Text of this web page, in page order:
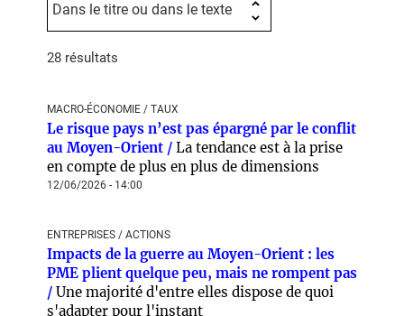
28 résultats
MACRO-ÉCONOMIE / TAUX
Le risque pays n’est pas épargné par le conflit
au Moyen-Orient / La tendance est à la prise
en compte de plus en plus de dimensions
12/06/2026 - 14:00
ENTREPRISES / ACTIONS
Impacts de la guerre au Moyen-Orient : les
PME plient quelque peu, mais ne rompent pas
/ Une majorité d'entre elles dispose de quoi
s'adapter pour l'instant